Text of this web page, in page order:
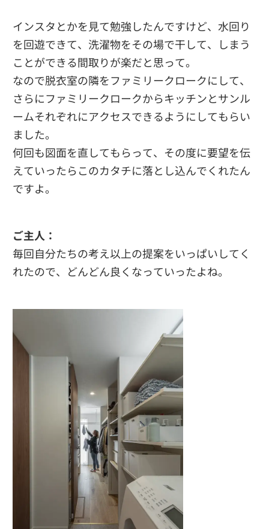
インスタとかを見て勉強したんですけど、水回り
を回遊できて、洗濯物をその場で干して、しまう
ことができる間取りが楽だと思って。
なので脱衣室の隣をファミリークロークにして、
さらにファミリークロークからキッチンとサンル
ームそれぞれにアクセスできるようにしてもらい
ました。
何回も図面を直してもらって、その度に要望を伝
えていったらこのカタチに落とし込んでくれたん
ですよ。
ご主人：
毎回自分たちの考え以上の提案をいっぱいしてく
れたので、どんどん良くなっていったよね。